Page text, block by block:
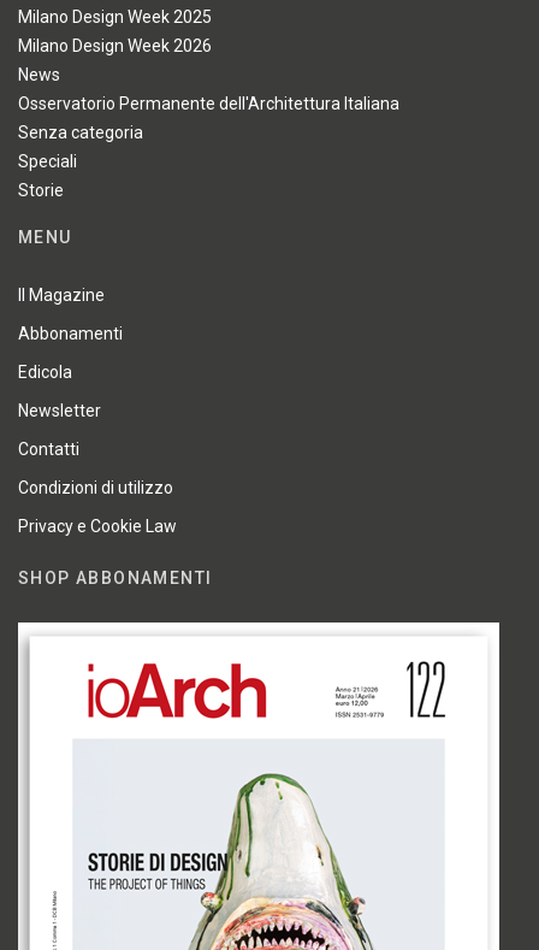
Milano Design Week 2025
Milano Design Week 2026
News
Osservatorio Permanente dell'Architettura Italiana
Senza categoria
Speciali
Storie
MENU
Il Magazine
Abbonamenti
Edicola
Newsletter
Contatti
Condizioni di utilizzo
Privacy e Cookie Law
SHOP ABBONAMENTI